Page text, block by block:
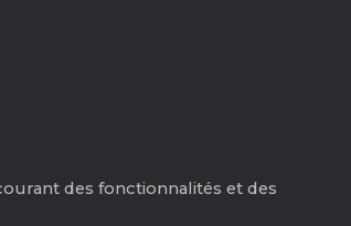
des fonctionnalités et des